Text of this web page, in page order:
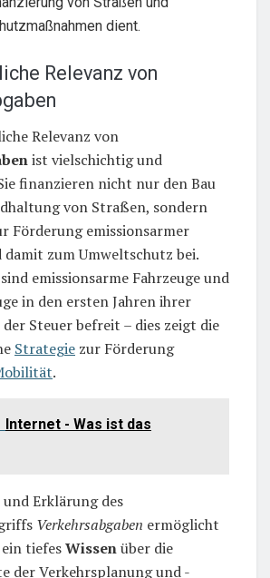
dient.
Relevanz von
Relevanz von
ist vielschichtig und
finanzieren nicht nur den Bau
von Straßen, sondern
Förderung emissionsarmer
damit zum Umweltschutz bei.
emissionsarme Fahrzeuge und
in den ersten Jahren ihrer
Steuer befreit – dies zeigt die
Strategie zur Förderung
.
Internet - Was ist das
und Erklärung des
Verkehrsabgaben ermöglicht
tiefesWissenüber die
der Verkehrsplanung und -